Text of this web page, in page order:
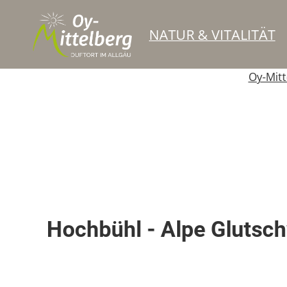
NATUR & VITALITÄT
Oy-
Hochbühl - Alpe